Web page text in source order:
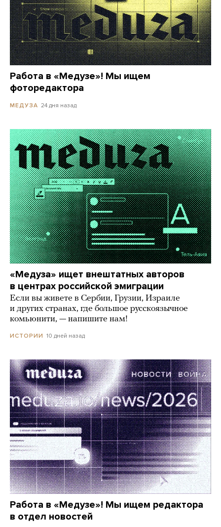
Работа в «Медузе»! Мы ищем
фоторедактора
МЕДУЗА 24 дня назад
«Медуза» ищет внештатных авторов
в центрах российской эмиграции
Если вы живете в Сербии, Грузии, Израиле
и других странах, где большое русскоязычное
комьюнити, — напишите нам!
ИСТОРИИ 10 дней назад
Работа в «Медузе»! Мы ищем редактора
в отдел новостей